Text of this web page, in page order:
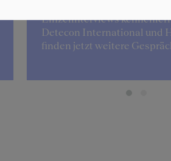
Einzelinterviews
Detecon International und
finden jetzt weitere